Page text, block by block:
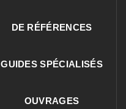
DE RÉFÉRENCES
GUIDES SPÉCIALISÉS
OUVRAGES